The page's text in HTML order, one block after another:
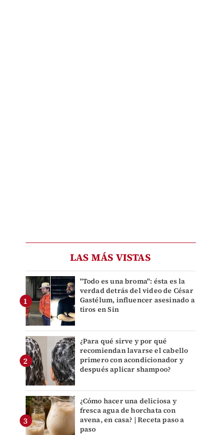
LAS MÁS VISTAS
"Todo es una broma": ésta es la
verdad detrás del video de César
Gastélum, influencer asesinado a
tiros en Sin
¿Para qué sirve y por qué
recomiendan lavarse el cabello
primero con acondicionador y
después aplicar shampoo?
¿Cómo hacer una deliciosa y
fresca agua de horchata con
avena, en casa? | Receta paso a
paso